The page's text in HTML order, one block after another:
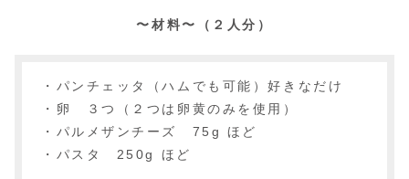
〜材料〜（２人分）
・パンチェッタ（ハムでも可能）好きなだけ
・卵 ３つ（２つは卵黄のみを使用）
・パルメザンチーズ 75g ほど
・パスタ 250g ほど